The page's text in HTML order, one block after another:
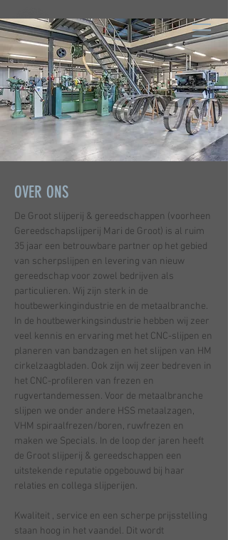
OVER ONS
De Groot slijperij & gereedschappen (voorheen
Gereedschapslijperij Mari de Groot) is al ruim
35 jaar een betrouwbare partner op het gebied
van scherpslijpen en levering van nieuw
gereedschap voor zowel bedrijven als
particulieren. Wij zijn sterk in de
houtbewerkingindustrie en de metaalbranche.
In de houtbewerkingsindustrie hebben wij zeer
veel kennis en ervaring met het CNC-slijpen en
planeren van bandzagen en het slijpen van HM
cirkelzaagbladen. Ook zijn wij zeer bedreven in
het CNC-profileren van frezen en
rugvertandemessen. Voor de metaalbranche
slijpen we onder andere HSS metaalzagen,
VHM spiraalfrezen/boren, ruwfrezen en
maken we Specials. In de loop der jaren heeft
de Groot slijperij & gereedschappen een
uitstekende reputatie opgebouwd bij haar
relaties en collega slijperijen.
Kwaliteit , service en een scherpe prijsstelling
staan hoog in het vaandel. Dit wordt